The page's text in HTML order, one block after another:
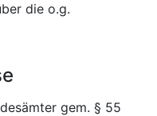
die o.g.
gem. § 55